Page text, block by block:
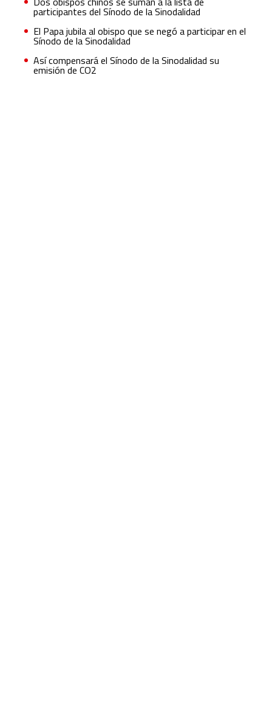
participantes del Sínodo de la Sinodalidad
El Papa jubila al obispo que se negó a participar en el
Sínodo de la Sinodalidad
Así compensará el Sínodo de la Sinodalidad su
emisión de CO2